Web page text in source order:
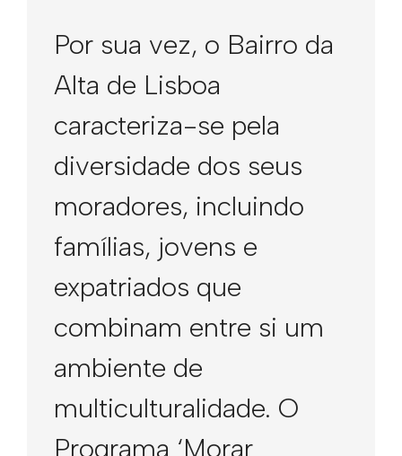
Por sua vez, o Bairro da
Alta de Lisboa
caracteriza-se pela
diversidade dos seus
moradores, incluindo
famílias, jovens e
expatriados que
combinam entre si um
ambiente de
multiculturalidade. O
Programa ‘Morar